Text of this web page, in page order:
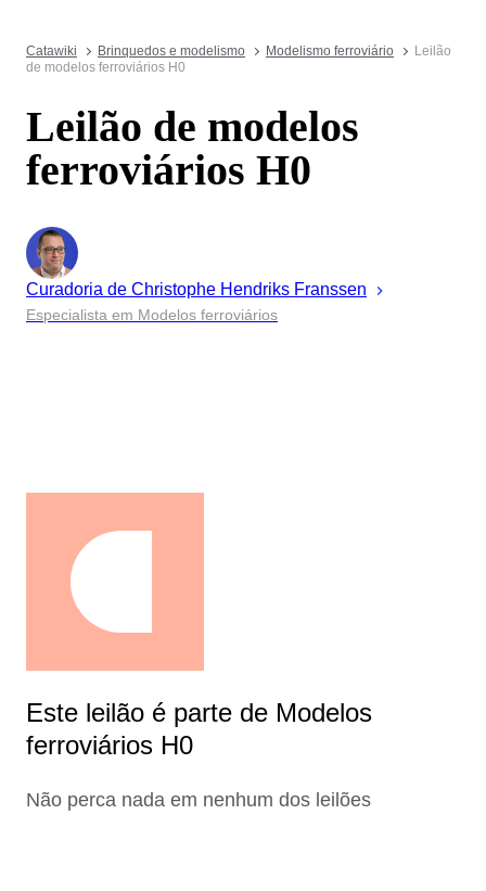
Catawiki Brinquedos e modelismo Modelismo ferroviário
Leilão
de modelos ferroviários H0
Leilão de modelos
ferroviários H0
Curadoria de Christophe Hendriks Franssen
Especialista em Modelos ferroviários
Este leilão é parte de Modelos
ferroviários H0
Não perca nada em nenhum dos leilões